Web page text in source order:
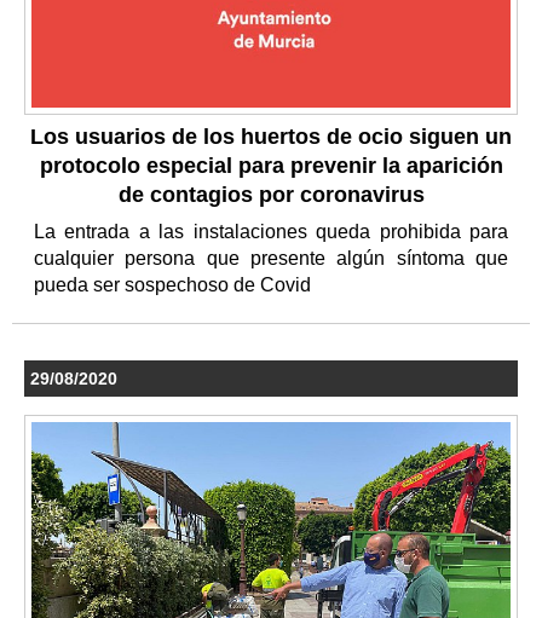
Los usuarios de los huertos de ocio siguen un
protocolo especial para prevenir la aparición
de contagios por coronavirus
La entrada a las instalaciones queda prohibida para
cualquier persona que presente algún síntoma que
pueda ser sospechoso de Covid
29/08/2020